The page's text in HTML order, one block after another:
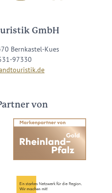
GmbH
Bernkastel-Kues
97330
von